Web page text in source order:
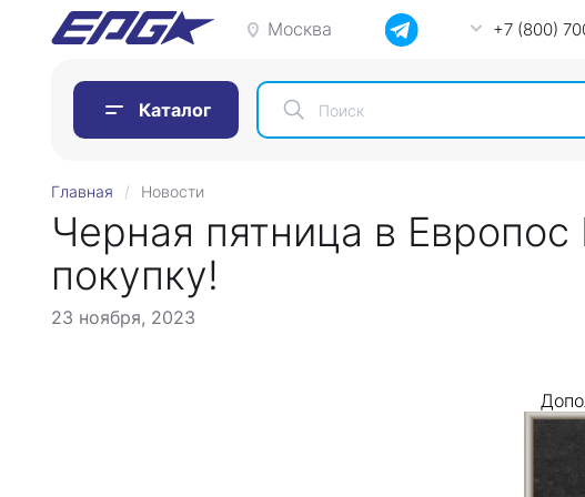
Москва +7 (800)
Каталог
Главная Новости
Черная пятница в
покупку!
23 ноября, 2023